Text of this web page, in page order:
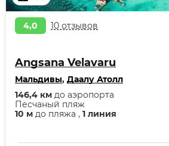
4,0 10 отзывов
Angsana Velavaru
Мальдивы, Даалу Атолл
10 м до пляжа , 1 линия
Песчаный пляж
146,4 км до аэропорта